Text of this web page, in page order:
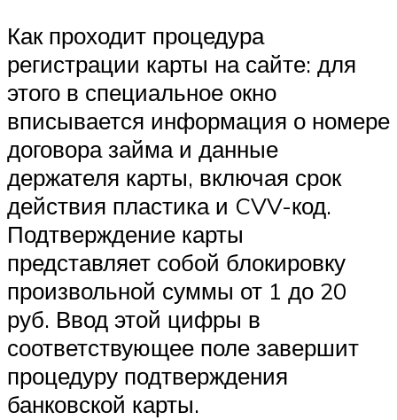
Как проходит процедура
регистрации карты на сайте: для
этого в специальное окно
вписывается информация о номере
договора займа и данные
держателя карты, включая срок
действия пластика и CVV-код.
Подтверждение карты
представляет собой блокировку
произвольной суммы от 1 до 20
руб. Ввод этой цифры в
соответствующее поле завершит
процедуру подтверждения
банковской карты.